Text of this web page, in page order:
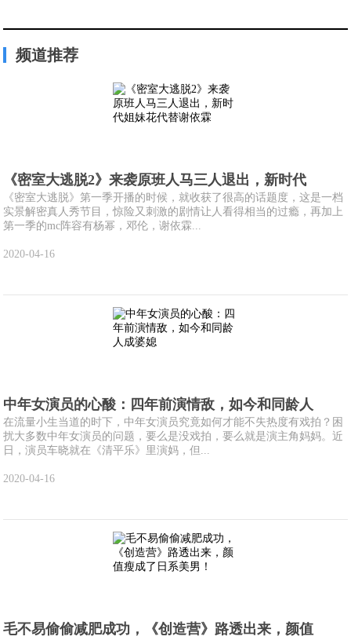
频道推荐
《密室大逃脱2》来袭原班人马三人退出，新时代
《密室大逃脱》第一季开播的时候，就收获了很高的话题度，这是一档
实景解密真人秀节目，惊险又刺激的剧情让人看得相当的过瘾，再加上
第一季的mc阵容有杨幂，邓伦，谢依霖...
2020-04-16
中年女演员的心酸：四年前演情敌，如今和同龄人
在流量小生当道的时下，中年女演员究竟如何才能不失热度有戏拍？困
扰大多数中年女演员的问题，要么是没戏拍，要么就是演主角妈妈。近
日，演员车晓就在《清平乐》里演妈，但...
2020-04-16
毛不易偷偷减肥成功，《创造营》路透出来，颜值